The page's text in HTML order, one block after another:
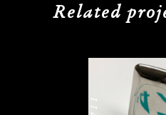
Related